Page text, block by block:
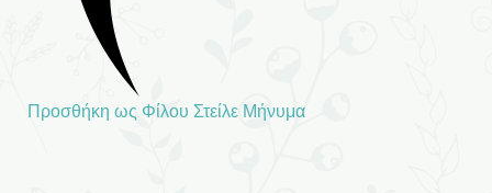
Προσθήκη ως Φίλου Στείλε Μήνυμα